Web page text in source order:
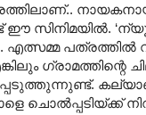
ഈ സിനിമയിൽ.
. എത്സമ്മ
ചൊൽ‌പ്പടിയ്ക്ക്